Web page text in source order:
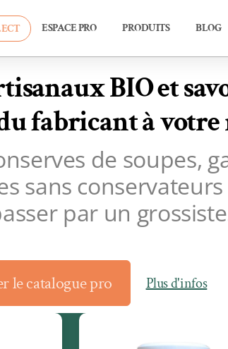
ESPACE PRO PRODUITS BLOG
BIO et
fabricant à votre
de soupes,
sans
par un
le catalogue pro Plus d'infos